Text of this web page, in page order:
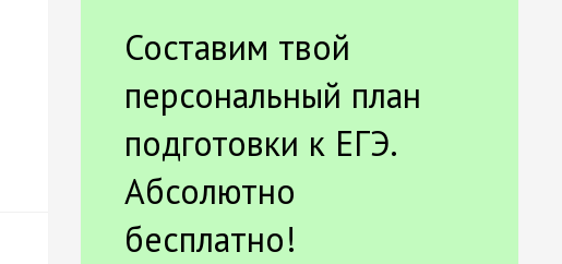
Составим твой
персональный план
подготовки к ЕГЭ.
Абсолютно
бесплатно!